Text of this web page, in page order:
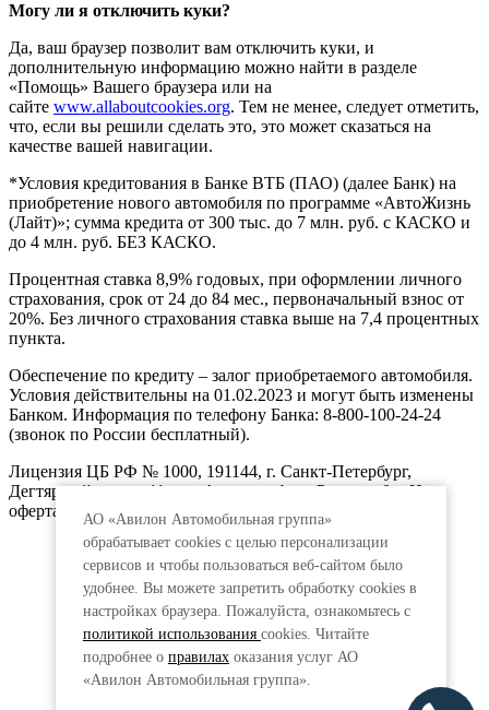
АО «Авилон Автомобильная группа»
обрабатывает cookies с целью персонализации
сервисов и чтобы пользоваться веб-сайтом было
удобнее. Вы можете запретить обработку сookies в
настройках браузера. Пожалуйста, ознакомьтесь с
политикой использования cookies. Читайте
подробнее о правилахоказания услуг АО
«Авилон Автомобильная группа».
Могу ли я отключить куки?
Да, ваш браузер позволит вам отключить куки, и
дополнительную информацию можно найти в разделе
«Помощь» Вашего браузера или на
сайте www.allaboutcookies.org. Тем не менее, следует отметить,
что, если вы решили сделать это, это может сказаться на
качестве вашей навигации.
*Условия кредитования в Банке ВТБ (ПАО) (далее Банк) на
приобретение нового автомобиля по программе «АвтоЖизнь
(Лайт)»; сумма кредита от 300 тыс. до 7 млн. руб. с КАСКО и
до 4 млн. руб. БЕЗ КАСКО.
Процентная ставка 8,9% годовых, при оформлении личного
страхования, срок от 24 до 84 мес., первоначальный взнос от
20%. Без личного страхования ставка выше на 7,4 процентных
пункта.
Обеспечение по кредиту – залог приобретаемого автомобиля.
Условия действительны на 01.02.2023 и могут быть изменены
Банком. Информация по телефону Банка: 8-800-100-24-24
(звонок по России бесплатный).
Лицензия ЦБ РФ № 1000, 191144, г. Санкт-Петербург,
Дегтярный пер., д.11, лит.А. www.vtb.ru. Реклама 0+. Не
оферта.